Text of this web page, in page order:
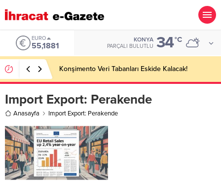
EURO
55,1881
KONYA
PARÇALI BULUTLU 34°C
Konşimento Veri Tabanları Eskide Kalacak!
Import Export: Perakende
Anasayfa Import Export: Perakende